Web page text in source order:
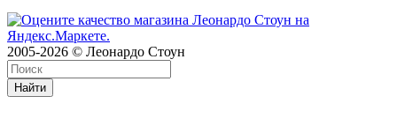
2005-2026 © Леонардо Стоун
Найти